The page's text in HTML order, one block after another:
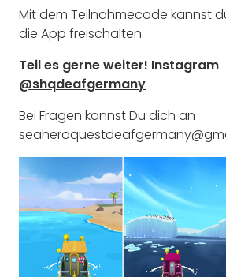
Mit dem Teilnahmecode kannst
die App freischalten.
Teil es gerne weiter! Instagram
@shqdeafgermany
Bei Fragen kannst Du dich an